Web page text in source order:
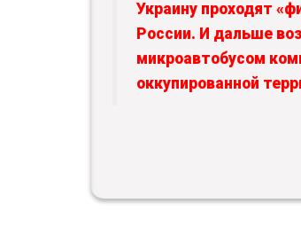
Украину проходят
России. И дальше
микроавтобусом
оккупированной